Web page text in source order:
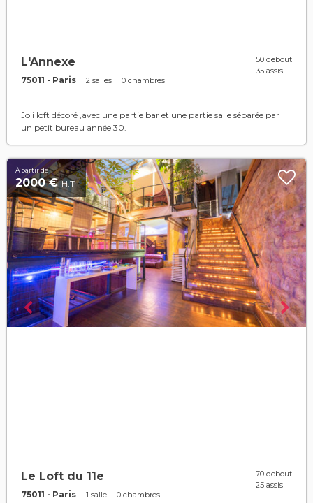
L'Annexe
75011 - Paris 2 salles 0 chambres
50 debout
35 assis
Joli loft décoré ,avec une partie bar et une partie salle séparée par
un petit bureau année 30.
À partir de
2000 €H.T
Le Loft du 11e
75011 - Paris 1 salle 0 chambres
70 debout
25 assis